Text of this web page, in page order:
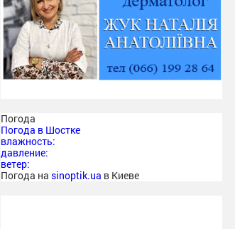
Погода
Погода в Шостке
влажность:
давление:
ветер:
Погода на sinoptik.ua в Киеве